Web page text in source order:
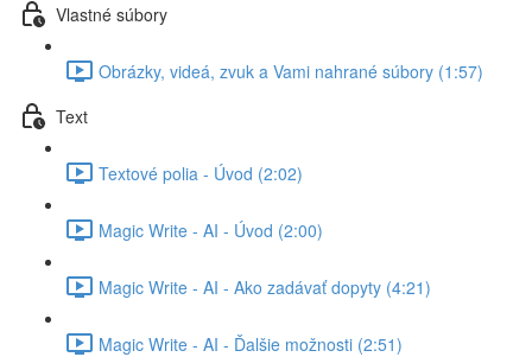
Vlastné súbory
Obrázky, videá, zvuk a Vami nahrané súbory (1:57)
Text
Textové polia - Úvod (2:02)
Magic Write - AI - Úvod (2:00)
Magic Write - AI - Ako zadávať dopyty (4:21)
Magic Write - AI - Ďalšie možnosti (2:51)